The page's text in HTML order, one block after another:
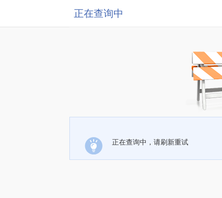
正在查询中
正在查询中，请刷新重试